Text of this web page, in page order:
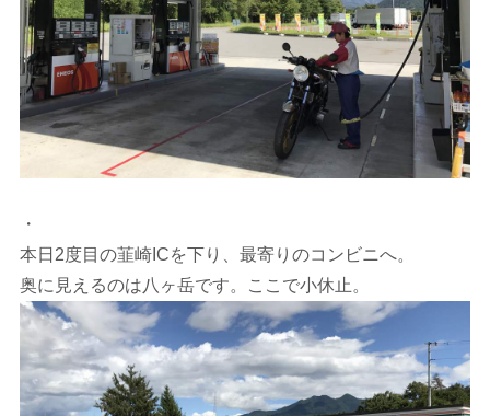
・
本日2度目の韮崎ICを下り、最寄りのコンビニへ。
奥に見えるのは八ヶ岳です。ここで小休止。